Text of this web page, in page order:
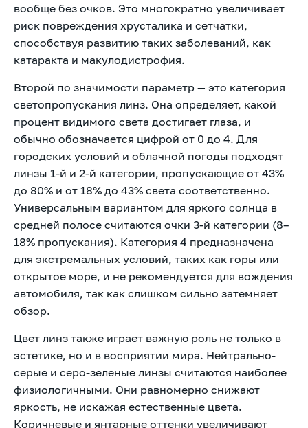
вообще без очков. Это многократно увеличивает
риск повреждения хрусталика и сетчатки,
способствуя развитию таких заболеваний, как
катаракта и макулодистрофия.
Второй по значимости параметр — это категория
светопропускания линз. Она определяет, какой
процент видимого света достигает глаза, и
обычно обозначается цифрой от 0 до 4. Для
городских условий и облачной погоды подходят
линзы 1-й и 2-й категории, пропускающие от 43%
до 80% и от 18% до 43% света соответственно.
Универсальным вариантом для яркого солнца в
средней полосе считаются очки 3-й категории (8–
18% пропускания). Категория 4 предназначена
для экстремальных условий, таких как горы или
открытое море, и не рекомендуется для вождения
автомобиля, так как слишком сильно затемняет
обзор.
Цвет линз также играет важную роль не только в
эстетике, но и в восприятии мира. Нейтрально-
серые и серо-зеленые линзы считаются наиболее
физиологичными. Они равномерно снижают
яркость, не искажая естественные цвета.
Коричневые и янтарные оттенки увеличивают